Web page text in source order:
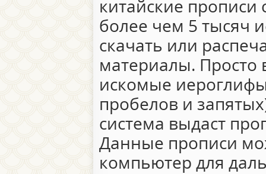
китайские
более чем 5 тысяч
скачать или
материалы. Просто
искомые
пробелов и
система выдаст
Данные прописи
компьютер для